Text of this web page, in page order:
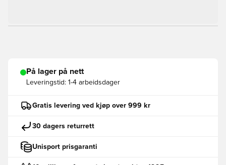
På lager på nett
Leveringstid: 1-4 arbeidsdager
Gratis levering ved kjøp over 999 kr
30 dagers returrett
Unisport prisgaranti